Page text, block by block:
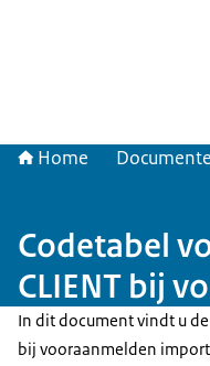
Home
Codetabel
CLIENT bij
In dit document vindt u
bij vooraanmelden